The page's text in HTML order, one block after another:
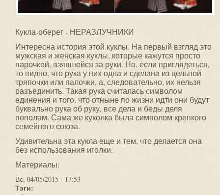
Кукла-оберег - НЕРАЗЛУЧНИКИ
Интересна история этой куклы. На первый взгляд это
мужская и женская куклы, которые кажутся просто
парочкой, взявшейся за руки. Но, если приглядеться,
то видно, что рука у них одна и сделана из цельной
тряпочки или палочки, а, следовательно, их нельзя
разъединить. Такая рука считалась символом
единения и того, что отныне по жизни идти они будут
буквально рука об руку, все дела и беды деля
пополам. Сама же куколка была символом крепкого
семейного союза.
Удивительна эта кукла еще и тем, что делается она
без использования иголки.
Материалы:
Вс, 04/05/2015 - 17:53
Тэги: